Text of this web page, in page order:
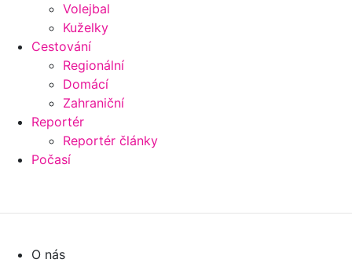
Volejbal
Kuželky
Cestování
Regionální
Domácí
Zahraniční
Reportér
Reportér články
Počasí
O nás